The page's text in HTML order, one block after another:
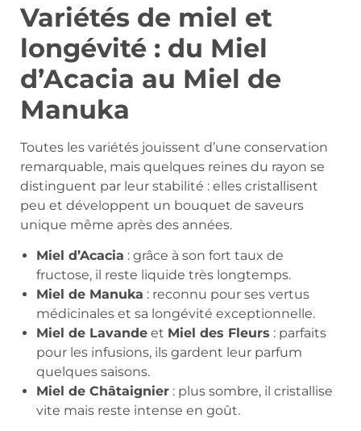
Variétés de miel et
longévité : du Miel
d’Acacia au Miel de
Manuka
Toutes les variétés jouissent d’une conservation
remarquable, mais quelques reines du rayon se
distinguent par leur stabilité : elles cristallisent
peu et développent un bouquet de saveurs
unique même après des années.
Miel d’Acacia : grâce à son fort taux de
fructose, il reste liquide très longtemps.
Miel de Manuka : reconnu pour ses vertus
médicinales et sa longévité exceptionnelle.
Miel de Lavande et Miel des Fleurs : parfaits
pour les infusions, ils gardent leur parfum
quelques saisons.
Miel de Châtaignier : plus sombre, il cristallise
vite mais reste intense en goût.